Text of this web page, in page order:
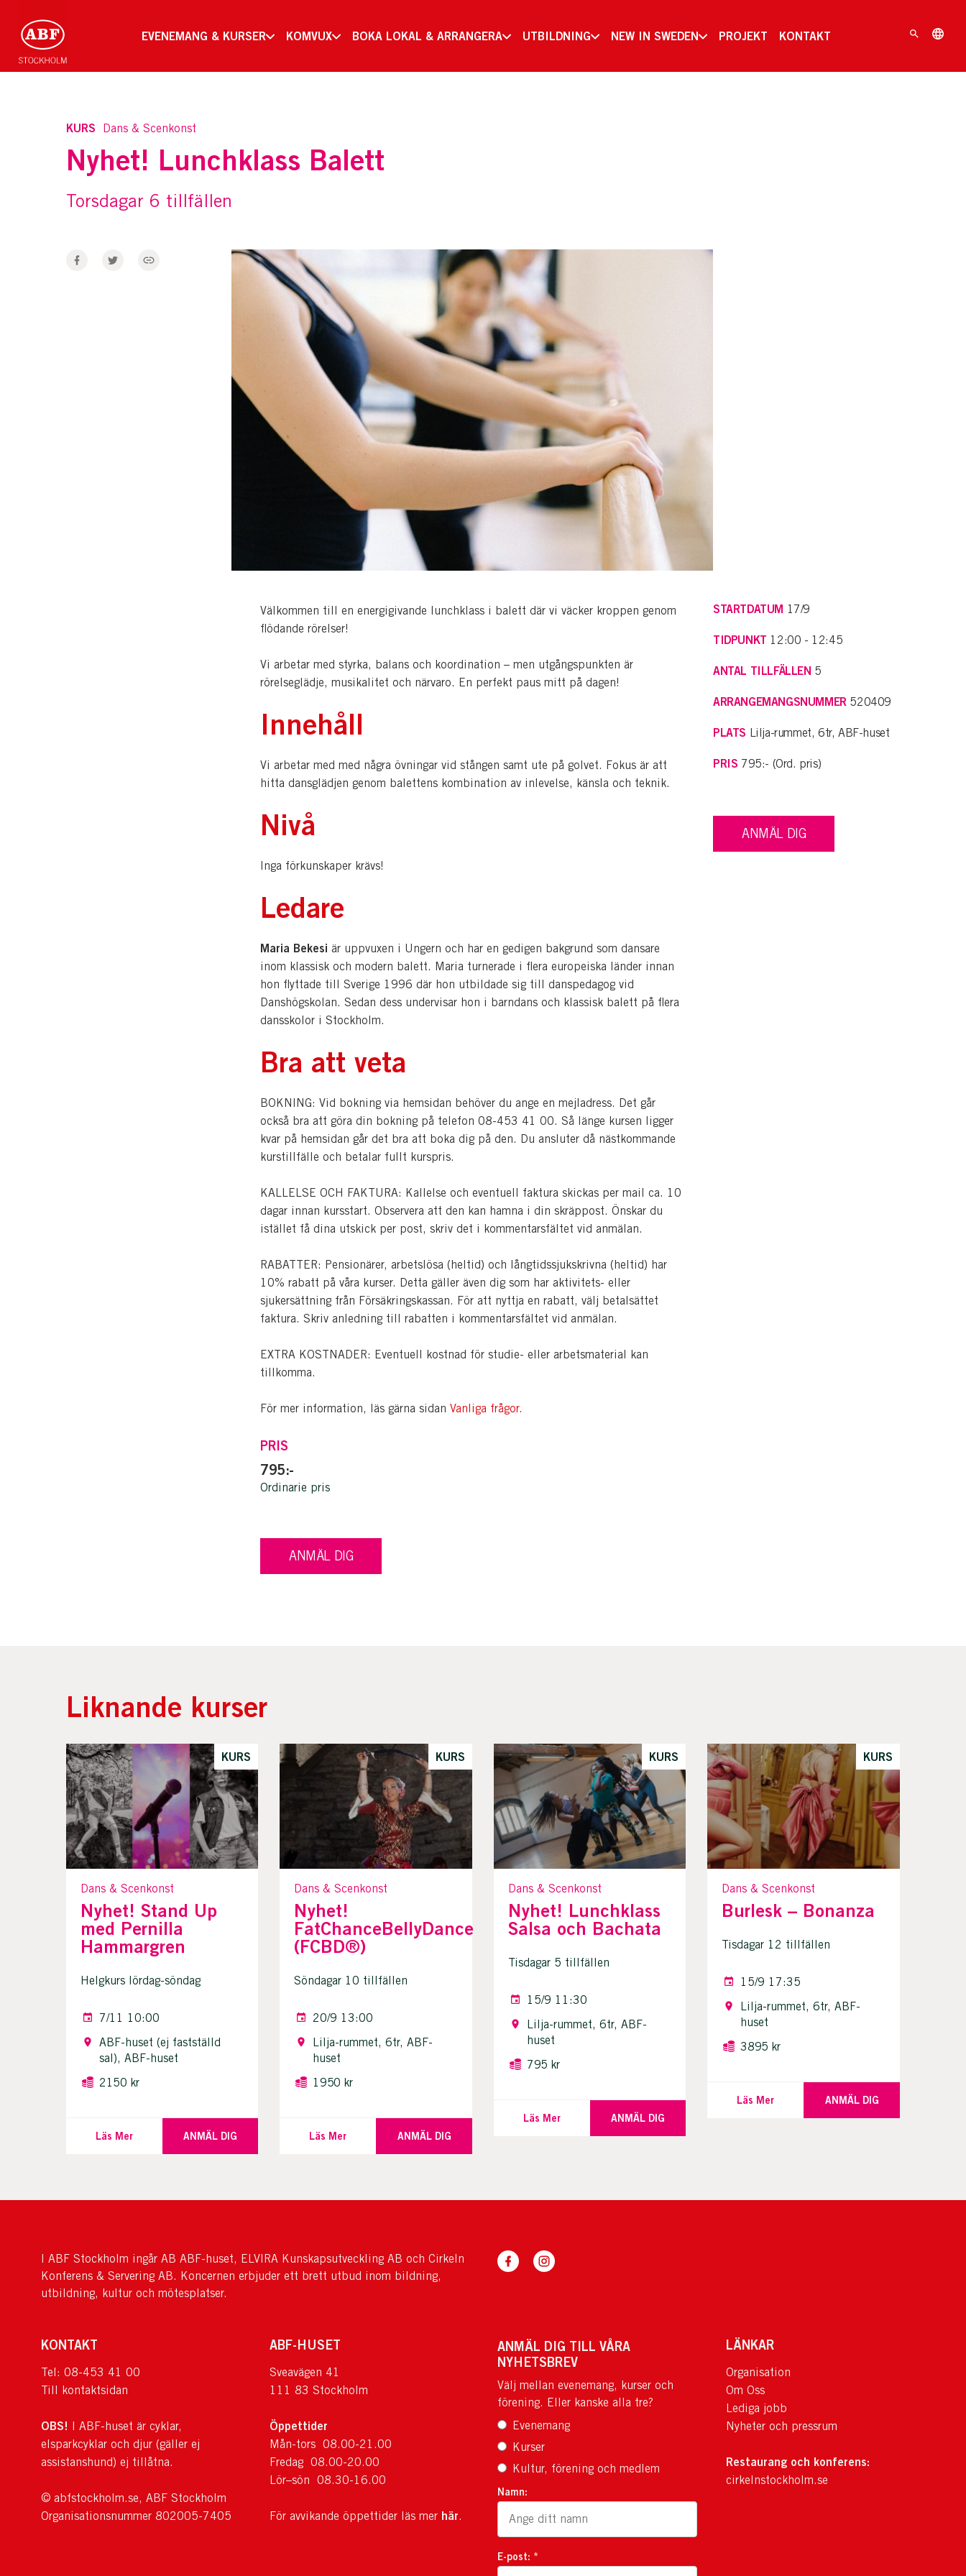
EVENEMANG & KURSER KOMVUX BOKA LOKAL & ARRANGERA UTBILDNING NEW IN SWEDEN PROJEKT KONTAKT
KURS Dans & Scenkonst
Nyhet! Lunchklass Balett
Torsdagar 6 tillfällen
Välkommen till en energigivande lunchklass i balett där vi väcker kroppen genom
flödande rörelser!
Vi arbetar med styrka, balans och koordination – men utgångspunkten är
rörelseglädje, musikalitet och närvaro. En perfekt paus mitt på dagen!
Innehåll
Vi arbetar med med några övningar vid stången samt ute på golvet. Fokus är att
hitta dansglädjen genom balettens kombination av inlevelse, känsla och teknik.
Nivå
Inga förkunskaper krävs!
Ledare
Maria Bekesi är uppvuxen i Ungern och har en gedigen bakgrund som dansare
inom klassisk och modern balett. Maria turnerade i flera europeiska länder innan
hon flyttade till Sverige 1996 där hon utbildade sig till danspedagog vid
Danshögskolan. Sedan dess undervisar hon i barndans och klassisk balett på flera
dansskolor i Stockholm.
Bra att veta
BOKNING: Vid bokning via hemsidan behöver du ange en mejladress. Det går
också bra att göra din bokning på telefon 08-453 41 00. Så länge kursen ligger
kvar på hemsidan går det bra att boka dig på den. Du ansluter då nästkommande
kurstillfälle och betalar fullt kurspris.
KALLELSE OCH FAKTURA: Kallelse och eventuell faktura skickas per mail ca. 10
dagar innan kursstart. Observera att den kan hamna i din skräppost. Önskar du
istället få dina utskick per post, skriv det i kommentarsfältet vid anmälan.
RABATTER: Pensionärer, arbetslösa (heltid) och långtidssjukskrivna (heltid) har
10% rabatt på våra kurser. Detta gäller även dig som har aktivitets- eller
sjukersättning från Försäkringskassan. För att nyttja en rabatt, välj betalsättet
faktura. Skriv anledning till rabatten i kommentarsfältet vid anmälan.
EXTRA KOSTNADER: Eventuell kostnad för studie- eller arbetsmaterial kan
tillkomma.
För mer information, läs gärna sidan Vanliga frågor.
PRIS
795:-
Ordinarie pris
ANMÄL DIG
STARTDATUM 17/9
TIDPUNKT 12:00 - 12:45
ANTAL TILLFÄLLEN 5
ARRANGEMANGSNUMMER520409
PLATS Lilja-rummet, 6tr, ABF-huset
PRIS 795:- (Ord. pris)
ANMÄL DIG
Liknande kurser
KURS
Dans & Scenkonst
Nyhet! Stand Up
med Pernilla
Hammargren
Helgkurs lördag-söndag
7/11 10:00
ABF-huset (ej fastställd
sal), ABF-huset
2150 kr
Läs Mer ANMÄL DIG
KURS
Dans & Scenkonst
Nyhet!
FatChanceBellyDance
(FCBD®)
Söndagar 10 tillfällen
20/9 13:00
Lilja-rummet, 6tr, ABF-
huset
1950 kr
Läs Mer ANMÄL DIG
KURS
Dans & Scenkonst
Nyhet! Lunchklass
Salsa och Bachata
Tisdagar 5 tillfällen
15/9 11:30
Lilja-rummet, 6tr, ABF-
huset
795 kr
Läs Mer ANMÄL DIG
KURS
Dans & Scenkonst
Burlesk – Bonanza
Tisdagar 12 tillfällen
15/9 17:35
Lilja-rummet, 6tr, ABF-
huset
3895 kr
Läs Mer ANMÄL DIG
I ABF Stockholm ingår AB ABF-huset, ELVIRA Kunskapsutveckling AB och Cirkeln
Konferens & Servering AB. Koncernen erbjuder ett brett utbud inom bildning,
utbildning, kultur och mötesplatser.
KONTAKT
Tel: 08-453 41 00
Till kontaktsidan
OBS! I ABF-huset är cyklar,
elsparkcyklar och djur (gäller ej
assistanshund) ej tillåtna.
© abfstockholm.se, ABF Stockholm
Organisationsnummer 802005-7405
ABF-HUSET
Sveavägen 41
111 83 Stockholm
Öppettider
Mån-tors 08.00-21.00
Fredag 08.00-20.00
Lör–sön 08.30-16.00
För avvikande öppettider läs mer här.
ANMÄL DIG TILL VÅRA
NYHETSBREV
Välj mellan evenemang, kurser och
förening. Eller kanske alla tre?
Evenemang
Kurser
Kultur, förening och medlem
Namn:
E-post: *
LÄNKAR
Organisation
Om Oss
Lediga jobb
Nyheter och pressrum
Restaurang och konferens:
cirkelnstockholm.se